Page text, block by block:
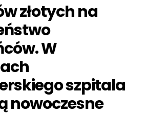
złotych na
W
szpitala
nowoczesne